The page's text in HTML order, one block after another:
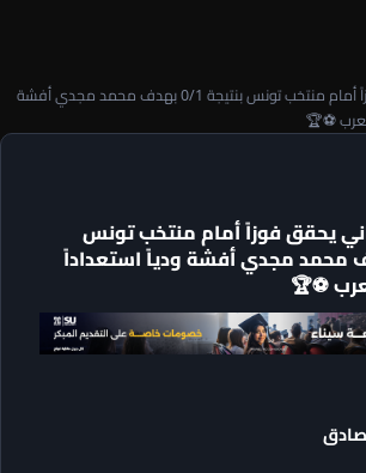
منتخب مصر الثاني يحقق فوزاً أمام منتخب تونس بنتيجة 0/1 بهدف محمد مجدي أفشة
⚽️🏆
يحقق فوزاً أمام منتخب تونس
0/1 بهدف محمد مجدي أفشة ودياً استعداداً
⚽️🏆